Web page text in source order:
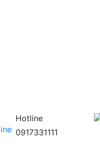
Hotline
0917331111